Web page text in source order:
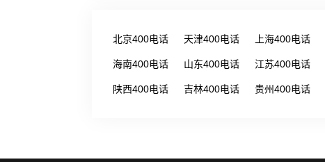
北京400电话 天津400电话 上海400电话
海南400电话 山东400电话 江苏400电话
陕西400电话 吉林400电话 贵州400电话